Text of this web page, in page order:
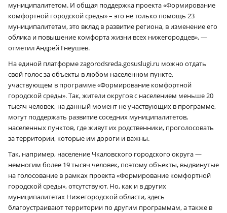
муниципалитетом. И общая поддержка проекта «Формирование
комфортной городской среды» – это не только помощь 23
муниципалитетам, это вклад в развитие региона, в изменение его
облика и повышение комфорта жизни всех нижегородцев», —
отметил Андрей Гнеушев.
На единой платформе zagorodsreda.gosuslugi.ru можно отдать
свой голос за объекты в любом населенном пункте,
участвующем в программе «Формирование комфортной
городской среды». Так, жители округов с населением меньше 20
тысяч человек, на данный момент не участвующих в программе,
могут поддержать развитие соседних муниципалитетов,
населенных пунктов, где живут их родственники, проголосовать
за территории, которые им дороги и важны.
Так, например, население Чкаловского городского округа —
немногим более 19 тысяч человек, поэтому объекты, выдвинутые
на голосование в рамках проекта «Формирование комфортной
городской среды», отсутствуют. Но, как и в других
муниципалитетах Нижегородской области, здесь
благоустраивают территории по другим программам, а также в